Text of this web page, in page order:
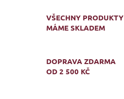
VŠECHNY PRODUKTY
MÁME SKLADEM
DOPRAVA ZDARMA
OD 2 500 KČ